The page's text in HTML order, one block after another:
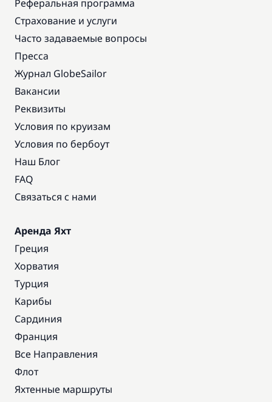
Реферальная программа
Страхование и услуги
Часто задаваемые вопросы
Пресса
Журнал GlobeSailor
Вакансии
Реквизиты
Условия по круизам
Условия по бербоут
Наш Блог
FAQ
Связаться с нами
Аренда Яхт
Греция
Хорватия
Турция
Карибы
Сардиния
Франция
Все Направления
Флот
Яхтенные маршруты